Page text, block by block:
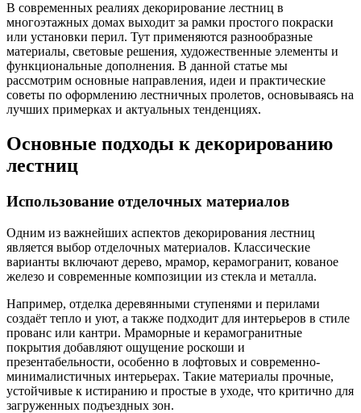
В современных реалиях декорирование лестниц в
многоэтажных домах выходит за рамки простого покраски
или установки перил. Тут применяются разнообразные
материалы, световые решения, художественные элементы и
функциональные дополнения. В данной статье мы
рассмотрим основные направления, идеи и практические
советы по оформлению лестничных пролетов, основываясь на
лучших примерках и актуальных тенденциях.
Основные подходы к декорированию
лестниц
Использование отделочных материалов
Одним из важнейших аспектов декорирования лестниц
является выбор отделочных материалов. Классические
варианты включают дерево, мрамор, керамогранит, кованое
железо и современные композиции из стекла и металла.
Например, отделка деревянными ступенями и перилами
создаёт тепло и уют, а также подходит для интерьеров в стиле
прованс или кантри. Мраморные и керамогранитные
покрытия добавляют ощущение роскоши и
презентабельности, особенно в лофтовых и современно-
минималистичных интерьерах. Такие материалы прочные,
устойчивые к истиранию и простые в уходе, что критично для
загруженных подъездных зон.